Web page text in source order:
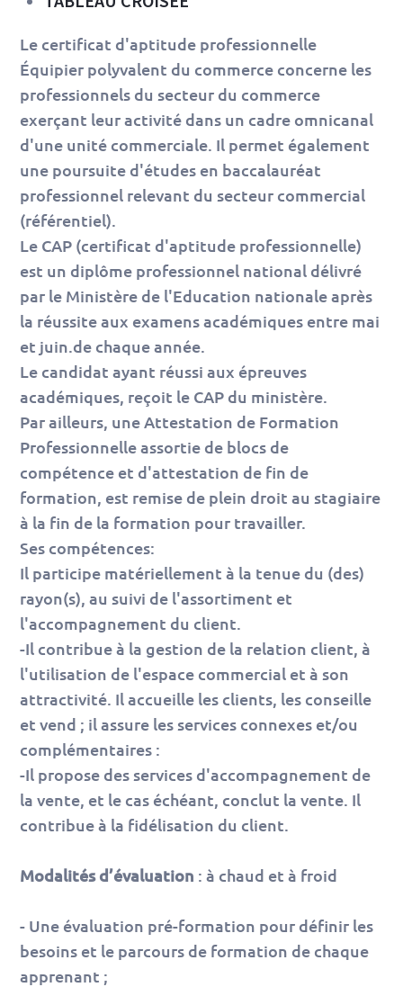
Le certificat d'aptitude professionnelle
Équipier polyvalent du commerce concerne les
professionnels du secteur du commerce
exerçant leur activité dans un cadre omnicanal
d'une unité commerciale. Il permet également
une poursuite d'études en baccalauréat
professionnel relevant du secteur commercial
(référentiel).
Le CAP (certificat d'aptitude professionnelle)
est un diplôme professionnel national délivré
par le Ministère de l'Education nationale après
la réussite aux examens académiques entre mai
et juin.de chaque année.
Le candidat ayant réussi aux épreuves
académiques, reçoit le CAP du ministère.
Par ailleurs, une Attestation de Formation
Professionnelle assortie de blocs de
compétence et d'attestation de fin de
formation, est remise de plein droit au stagiaire
à la fin de la formation pour travailler.
Ses compétences:
Il participe matériellement à la tenue du (des)
rayon(s), au suivi de l'assortiment et
l'accompagnement du client.
-Il contribue à la gestion de la relation client, à
l'utilisation de l'espace commercial et à son
attractivité. Il accueille les clients, les conseille
et vend ; il assure les services connexes et/ou
complémentaires :
-Il propose des services d'accompagnement de
la vente, et le cas échéant, conclut la vente. Il
contribue à la fidélisation du client.
Modalités d’évaluation : à chaud et à froid
- Une évaluation pré-formation pour définir les
besoins et le parcours de formation de chaque
apprenant ;